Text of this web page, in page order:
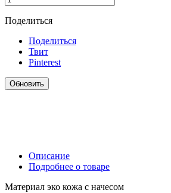
Поделиться
Поделиться
Твит
Pinterest
Описание
Подробнее о товаре
Материал эко кожа с начесом